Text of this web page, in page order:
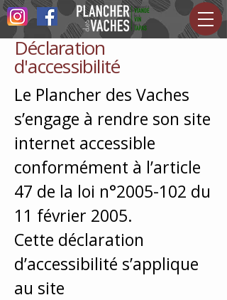
Déclaration
d'accessibilité
Le Plancher des Vaches
s’engage à rendre son site
internet accessible
conformément à l’article
47 de la loi n°2005-102 du
11 février 2005.
Cette déclaration
d’accessibilité s’applique
au site